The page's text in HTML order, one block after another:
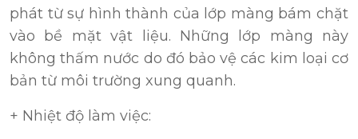
phát từ sự hình thành của lớp màng bám chặt
vào bề mặt vật liệu. Những lớp màng này
không thấm nước do đó bảo vệ các kim loại cơ
bản từ môi trường xung quanh.
+ Nhiệt độ làm việc: